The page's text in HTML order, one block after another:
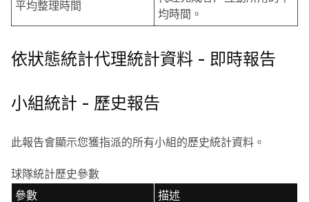
平均整理時間
均時間。
依狀態統計代理統計資料 - 即時報告
小組統計 - 歷史報告
此報告會顯示您獲指派的所有小組的歷史統計資料。
球隊統計歷史參數
參數
描述